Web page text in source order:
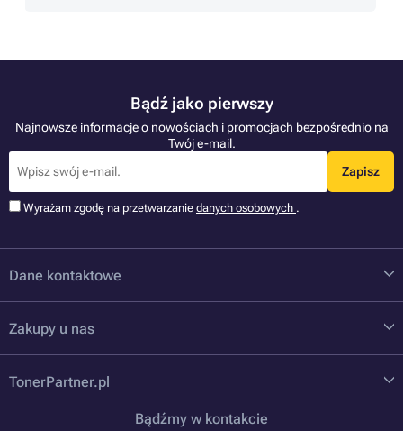
Bądź jako pierwszy
Najnowsze informacje o nowościach i promocjach bezpośrednio na
Twój e-mail.
Zapisz
Wyrażam zgodę na przetwarzanie danych osobowych .
Dane kontaktowe
Zakupy u nas
TonerPartner.pl
Bądźmy w kontakcie